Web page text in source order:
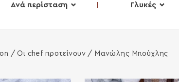
Ανά περίσταση Γλυκές
/Οι chef προτείνουν/ Μανώλης Μπούχλης